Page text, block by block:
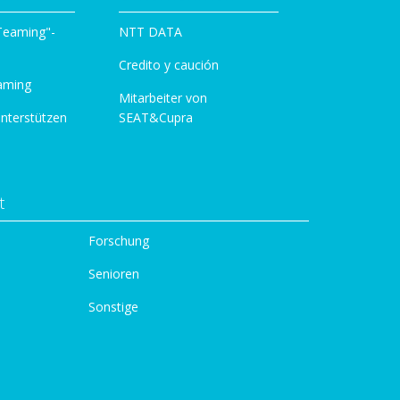
NTT DATA
Credito y caución
Mitarbeiter von
SEAT&Cupra
Forschung
Senioren
Sonstige